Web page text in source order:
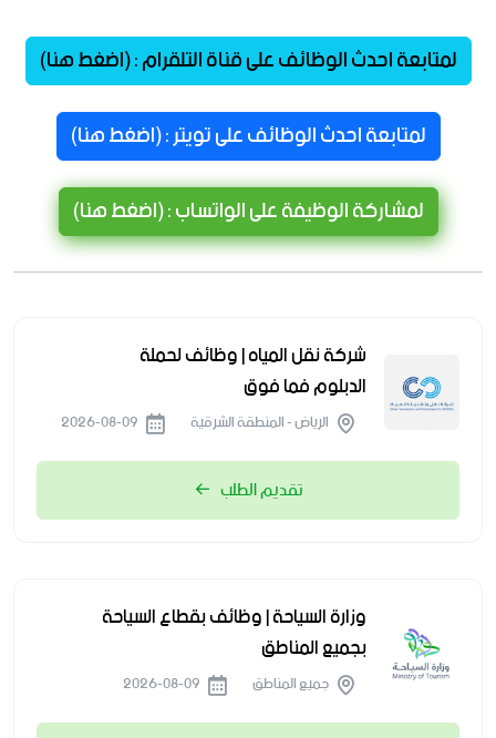
لمتابعة احدث الوظائف على قناة التلقرام : (اضغط هنا)
لمتابعة احدث الوظائف على تويتر : (اضغط هنا)
لمشاركة الوظيفة على الواتساب : (اضغط هنا)
شركة نقل المياه | وظائف لحملة
الدبلوم فما فوق
الرياض - المنطقة الشرقية
تقديم الطلب
وزارة السياحة | وظائف بقطاع السياحة
بجميع المناطق
جميع المناطق